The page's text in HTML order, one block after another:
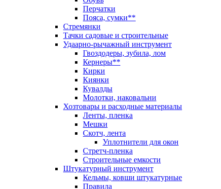
Перчатки
Пояса, сумки**
Стремянки
Тачки садовые и строительные
Удаарно-рычажный инструмент
Гвоздодеры, зубила, лом
Кернеры**
Кирки
Киянки
Кувалды
Молотки, наковальни
Хозтовары и расходные материалы
Ленты, пленка
Мешки
Скотч, лента
Уплотнители для окон
Стретч-пленка
Строительные емкости
Штукатурный инструмент
Кельмы, ковши штукатурные
Правила